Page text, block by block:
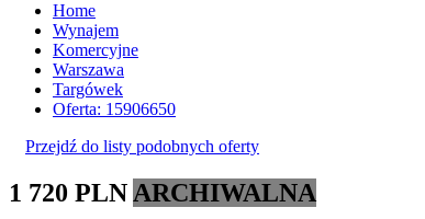
Home
Wynajem
Komercyjne
Warszawa
Targówek
Oferta: 15906650
Przejdź do listy podobnych oferty
1 720 PLN ARCHIWALNA